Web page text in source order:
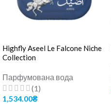
Highfly Aseel Le Falcone Niche
Collection
Парфумована вода
(1)
1,534.00₴